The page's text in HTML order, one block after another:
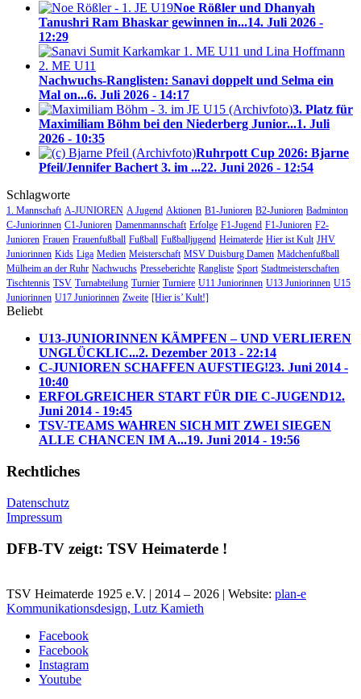
Noe Rößler und Dhanyah
Tanushri Ram Bhaskar gewinnen in...14. Juli 2026 -
12:29
Nachwuchs-Ranglisten: Sanavi doppelt und Selma ein
Mal on...6. Juli 2026 - 14:17
3. Platz für
Maximiliam Böhm bei den Niederberg Junior...1. Juli
2026 - 10:35
Ruhrpott Cup 2026: Bjarne
Pfeil/Jennifer Bachert 3. im ...22. Juni 2026 - 12:54
Schlagworte
1. Mannschaft A-JUNIOREN A Jugend Aktionen B1-Junioren B2-Junioren Badminton
C-Juniorinnen C1-Junioren Damenmannschaft Erfolge F1-Jugend F1-Junioren F2-
Junioren Frauen Frauenfußball Fußball Fußballjugend Heimaterde Hier ist Kult JHV
Juniorinnen Kids Liga Medien Meisterschaft MSV Duisburg Damen Mädchenfußball
Mülheim an der Ruhr Nachwuchs Presseberichte Rangliste Sport Stadtmeisterschaften
Tischtennis TSV Turnabteilung Turnier Turniere U11 Juniorinnen U13 Juniorinnen U15
Juniorinnen U17 Juniorinnen Zweite [Hier is’ Kult!]
Beliebt
U13-JUNIORINNEN KÄMPFEN – UND VERLIEREN
UNGLÜCKLIC...2. Dezember 2013 - 22:14
C-JUNIOREN SCHAFFEN AUFSTIEG!23. Juni 2014 -
10:40
ERFOLGREICHER START FÜR DIE C-JUGEND12.
Juni 2014 - 19:45
TSV-TEAMS WAHREN SICH MIT ZWEI SIEGEN
ALLE CHANCEN IM A...19. Juni 2014 - 19:56
Rechtliches
Datenschutz
Impressum
DFB-TV zeigt: TSV Heimaterde !
TSV Heimaterde 1925 e.V. | 2014 – 2026 | Website: plan-e
Kommunikationsdesign, Lutz Kamieth
Facebook
Facebook
Instagram
Youtube